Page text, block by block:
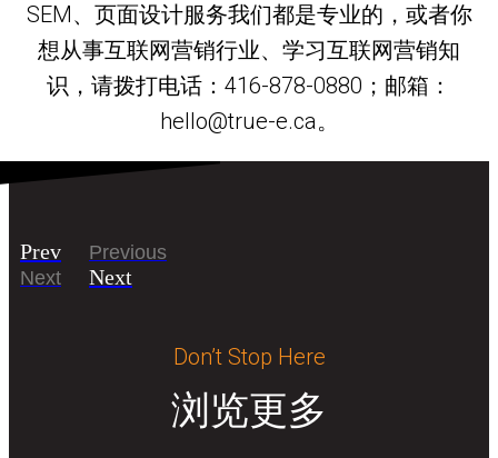
SEM、页面设计服务我们都是专业的，或者你
想从事互联网营销行业、学习互联网营销知
识，请拨打电话：416-878-0880；邮箱：
hello@true-e.ca。
Prev
Previous
Next
Next
Don’t Stop Here
浏览更多